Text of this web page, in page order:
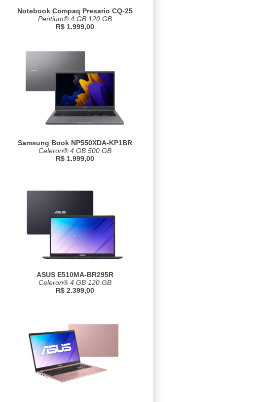
Notebook Compaq Presario CQ-25
Pentium® 4 GB 120 GB
R$ 1.999,00
Samsung Book NP550XDA-KP1BR
Celeron® 4 GB 500 GB
R$ 1.999,00
ASUS E510MA-BR295R
Celeron® 4 GB 120 GB
R$ 2.399,00